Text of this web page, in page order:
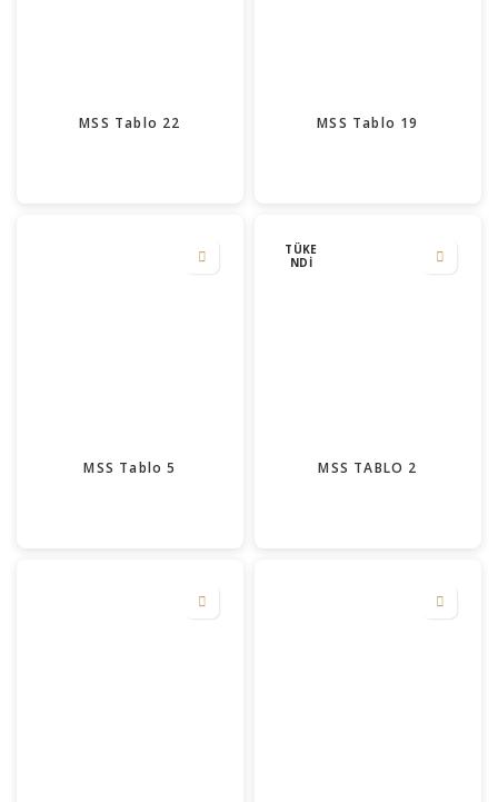
MSS Tablo 22 MSS Tablo 19
MSS Tablo 5
TÜKE
NDI
MSS TABLO 2